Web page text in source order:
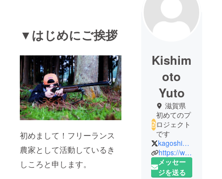
▼はじめにご挨拶
初めまして！フリーランス
農家として活動しているき
しころと申します。
Kishim
oto
Yuto
滋賀県
初めてのプ
ロジェクト
です
kagoshimato
https://www.kishikorofreee.com/
メッセー
ジを送る